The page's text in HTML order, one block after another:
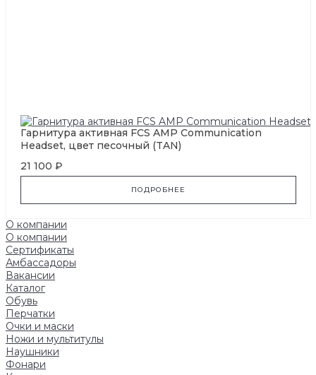
Гарнитура активная FCS AMP Communication
Headset, цвет песочный (TAN)
21 100 ₽
ПОДРОБНЕЕ
О компании
О компании
Сертификаты
Амбассадоры
Вакансии
Каталог
Обувь
Перчатки
Очки и маски
Ножи и мультитулы
Наушники
Фонари